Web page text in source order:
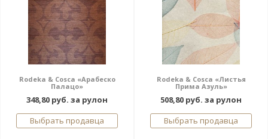
Rodeka & Cosca «Арабеско
Палацо»
348,80 руб. за рулон
Выбрать продавца
Rodeka & Cosca «Листья
Прима Азуль»
508,80 руб. за рулон
Выбрать продавца